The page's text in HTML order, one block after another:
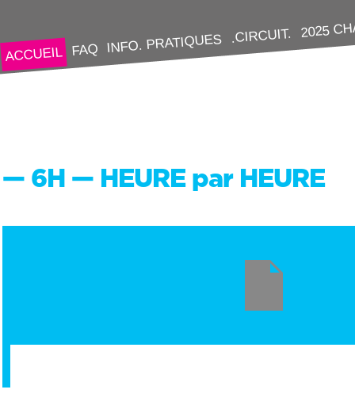
ACCUEIL FAQ INFO. PRATIQUES .CIRCUIT. 2025
— 6H — HEURE par HEURE